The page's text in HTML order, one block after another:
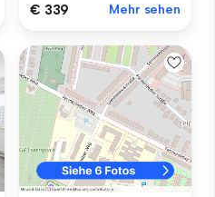
€ 339 Mehr sehen